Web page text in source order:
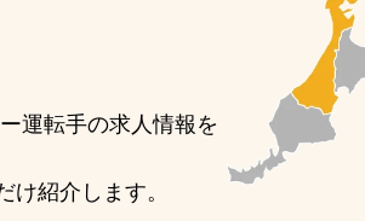
運転手の求人情報を
紹介します。